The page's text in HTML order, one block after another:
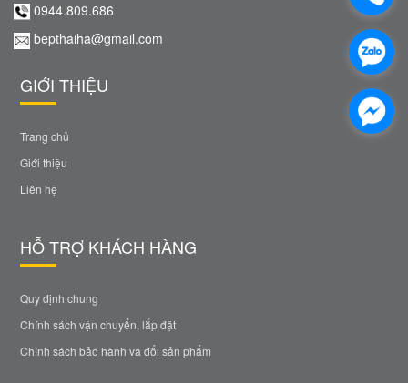
0944.809.686
bepthaiha@gmail.com
GIỚI THIỆU
Trang chủ
Giới thiệu
Liên hệ
HỖ TRỢ KHÁCH HÀNG
Quy định chung
Chính sách vận chuyển, lắp đặt
Chính sách bảo hành và đổi sản phẩm